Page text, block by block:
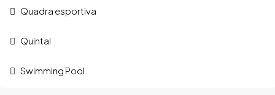
Quadra esportiva
Quintal
Swimming Pool